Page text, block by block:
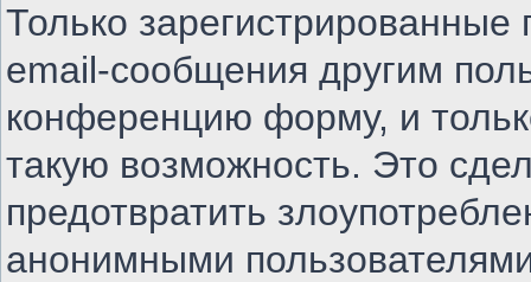
Только зарегистрированные
email-сообщения другим
конференцию форму, и
такую возможность. Это
предотвратить
анонимными